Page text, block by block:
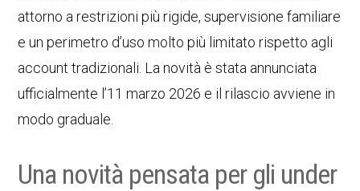
attorno a restrizioni più rigide, supervisione familiare
e un perimetro d’uso molto più limitato rispetto agli
account tradizionali. La novità è stata annunciata
ufficialmente l’11 marzo 2026 e il rilascio avviene in
modo graduale.
Una novità pensata per gli under